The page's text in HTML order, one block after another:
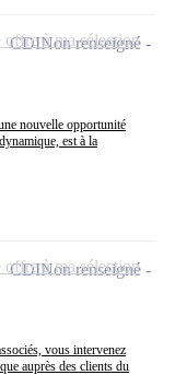
nouvelle opportunité
est à la
CDINon renseigné
offre à ma sélection
vous intervenez
auprès des clients du
CDINon renseigné
offre à ma sélection